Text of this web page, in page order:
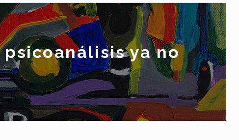
ya no